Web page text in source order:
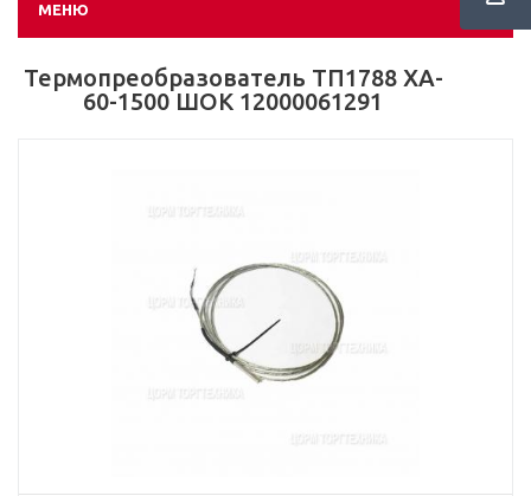
МЕНЮ
Термопреобразователь ТП1788 ХА-
60-1500 ШОК 12000061291